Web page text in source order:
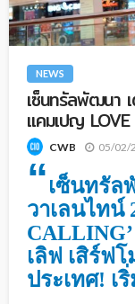
NEWS
เซ็นทรัลพัฒนา
แคมเปญ LOVE
CWB 05/02/
“เซ็นทรัล
วาเลนไทน์
เลิฟ เสิร์ฟ
ประเทศ! เ